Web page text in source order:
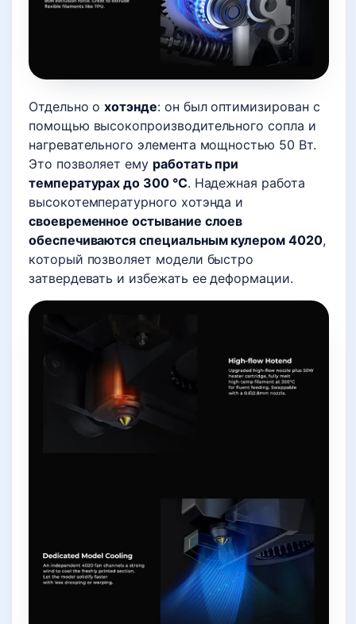
Отдельно охотэнде: он был оптимизирован с
помощью высокопроизводительного сопла и
нагревательного элемента мощностью 50 Вт.
Это позволяет ему работать при
температурах до 300 °C. Надежная работа
высокотемпературного хотэнда и
своевременное остывание слоев
обеспечиваются специальным кулером 4020,
который позволяет модели быстро
затвердевать и избежать ее деформации.